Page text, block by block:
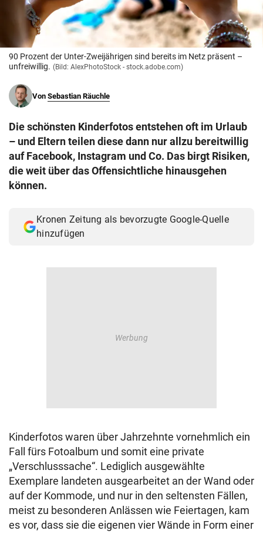
© Krone Multimedia GmbH & Co KG 2026
Muthgasse 2, 1190 Wien
90 Prozent der Unter-Zweijährigen sind bereits im Netz präsent –
unfreiwillig. (Bild: AlexPhotoStock - stock.adobe.com)
Von Sebastian Räuchle
Die schönsten Kinderfotos entstehen oft im Urlaub
– und Eltern teilen diese dann nur allzu bereitwillig
auf Facebook, Instagram und Co. Das birgt Risiken,
die weit über das Offensichtliche hinausgehen
können.
Kronen Zeitung als bevorzugte Google-Quelle
hinzufügen
Kinderfotos waren über Jahrzehnte vornehmlich ein
Fall fürs Fotoalbum und somit eine private
„Verschlusssache“. Lediglich ausgewählte
Exemplare landeten ausgearbeitet an der Wand oder
auf der Kommode, und nur in den seltensten Fällen,
meist zu besonderen Anlässen wie Feiertagen, kam
es vor, dass sie die eigenen vier Wände in Form einer